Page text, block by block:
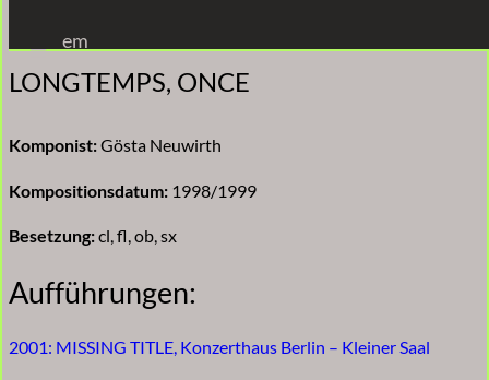
Inhalt
springen
em
LONGTEMPS, ONCE
Komponist:Gösta Neuwirth
Kompositionsdatum: 1998/1999
Besetzung:cl, fl, ob, sx
Aufführungen:
2001: MISSING TITLE, Konzerthaus Berlin – Kleiner Saal